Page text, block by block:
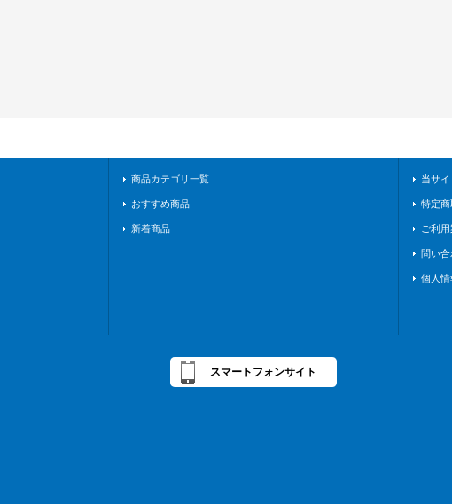
商品カテゴリ一覧
おすすめ商品
新着商品
当サ
特定
ご利
問い合
個人
スマートフォンサイト